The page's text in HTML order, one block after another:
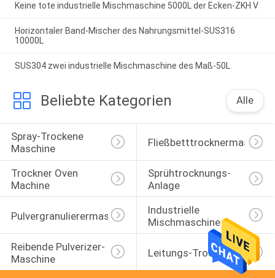
Keine tote industrielle Mischmaschine 5000L der Ecken-ZKH V
Horizontaler Band-Mischer des Nahrungsmittel-SUS316
10000L
SUS304 zwei industrielle Mischmaschine des Maß-50L
Beliebte Kategorien Alle
Spray-Trockene
Maschine
Fließbetttrocknermaschine
Trockner Oven
Machine
Sprühtrocknungs-
Anlage
Pulvergranulierermaschine
Industrielle
Mischmaschine
Reibende Pulverizer-
Maschine
Leitungs-Trockner